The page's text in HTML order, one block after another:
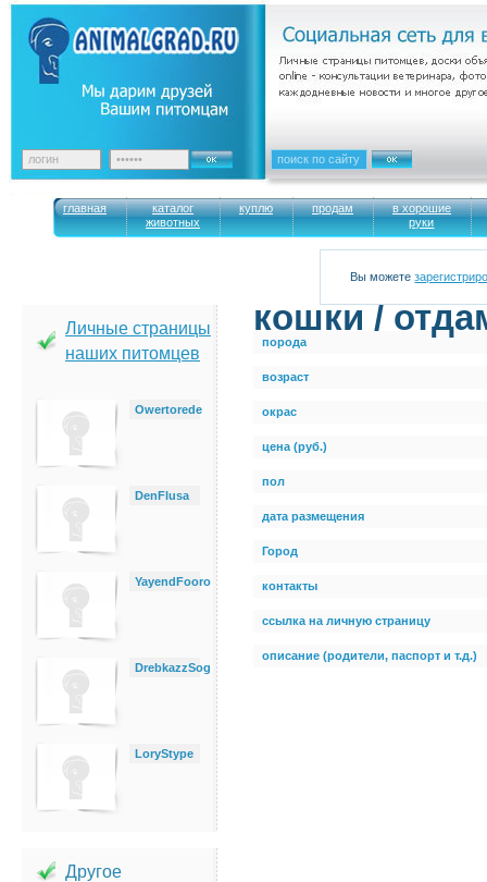
главная
каталог
животных
куплю продам
в хорошие
руки
Вы можете
Личные страницы
наших питомцев
Owertorede
DenFlusa
YayendFooro
DrebkazzSog
LoryStype
Другое
кошки /
порода
возраст
окрас
цена (руб.)
пол
дата размещения
Город
контакты
ссылка на личную страницу
описание (родители, паспорт и т.д.)